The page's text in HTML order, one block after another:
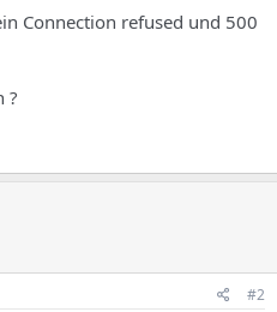
Connection refused und 500
?
#2